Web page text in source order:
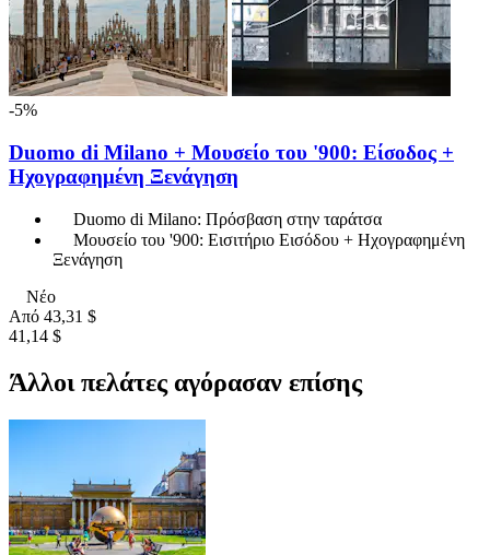
-5%
Duomo di Milano + Μουσείο του '900: Είσοδος +
Ηχογραφημένη Ξενάγηση
Duomo di Milano: Πρόσβαση στην ταράτσα
Μουσείο του '900: Εισιτήριο Εισόδου + Ηχογραφημένη
Ξενάγηση
Νέο
Από 43,31 $
41,14 $
Άλλοι πελάτες αγόρασαν επίσης